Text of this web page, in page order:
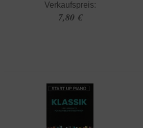
Verkaufspreis:
7,80 €